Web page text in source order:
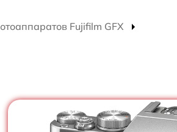
Fujifilm GFX